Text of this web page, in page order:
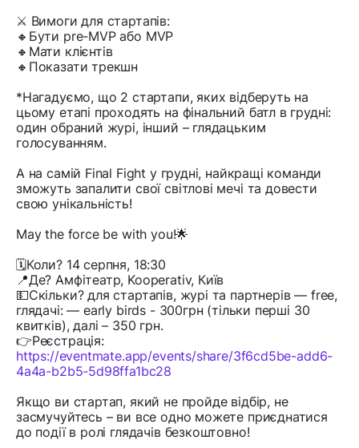
⚔️ Вимоги для стартапів:
🔸Бути pre-MVP або MVP
🔸Мати клієнтів
🔸Показати трекшн
*Нагадуємо, що 2 стартапи, яких відберуть на
цьому етапі проходять на фінальний батл в грудні:
один обраний журі, інший – глядацьким
голосуванням.
А на самій Final Fight у грудні, найкращі команди
зможуть запалити свої світлові мечі та довести
свою унікальність!
May the force be with you!🌟
🗓️Коли? 14 серпня, 18:30
📍Де? Амфітеатр, Kooperativ, Київ
💵Скільки? для стартапів, журі та партнерів — free,
глядачі: — early birds - 300грн (тільки перші 30
квитків), далі – 350 грн.
👉Реєстрація:
https://eventmate.app/events/share/3f6cd5be-add6-
4a4a-b2b5-5d98ffa1bc28
Якщо ви стартап, який не пройде відбір, не
засмучуйтесь – ви все одно можете приєднатися
до події в ролі глядачів безкоштовно!